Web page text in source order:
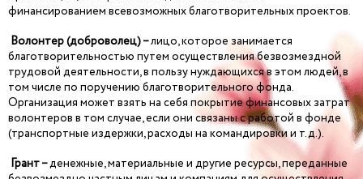
финансированием всевозможных благотворительных проектов.
Волонтер (доброволец) –лицо, которое занимается
благотворительностью путем осуществления безвозмездной
трудовой деятельности, в пользу нуждающихся в этом людей, в
том числе по поручению благотворительного фонда.
Организация может взять на себя покрытие финансовых затрат
волонтеров в том случае, если они связаны с работой в фонде
(транспортные издержки, расходы на командировки и т.д.).
Грант –денежные, материальные и другие ресурсы, переданные